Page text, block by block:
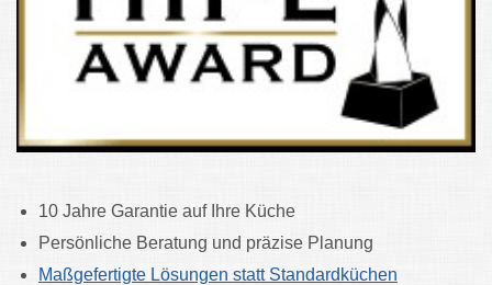
10 Jahre Garantie auf Ihre Küche
Persönliche Beratung und präzise Planung
Maßgefertigte Lösungen statt Standardküchen